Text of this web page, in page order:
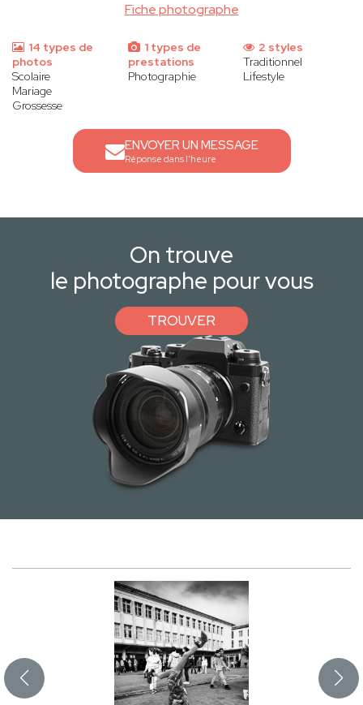
Fiche photographe
14 types de
photos
Scolaire
Mariage
Grossesse
1 types de
prestations
Photographie
2 styles
Traditionnel
Lifestyle
ENVOYER UN MESSAGE
Réponse dans l'heure
On trouve
le photographe pour vous
TROUVER